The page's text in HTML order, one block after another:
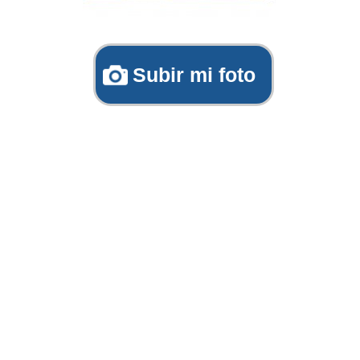
Subir mi foto